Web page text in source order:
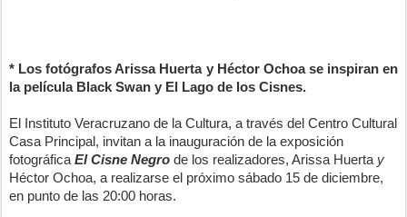
* Los fotógrafos Arissa Huerta y Héctor Ochoa se inspiran en
la película Black Swan y El Lago de los Cisnes.
El Instituto Veracruzano de la Cultura, a través del Centro Cultural
Casa Principal , invitan a la inauguración de la exposición
fotográfica El Cisne Negro de los realizadores, Arissa Huerta y
Héctor Ochoa, a realizarse el próximo sábado 15 de diciembre,
en punto de las 20:00 horas.